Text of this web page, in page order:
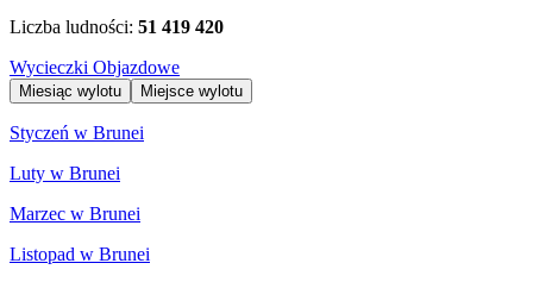
Liczba ludności: 51 419 420
Wycieczki Objazdowe
Miesiąc wylotu Miejsce wylotu
Styczeń w Brunei
Luty w Brunei
Marzec w Brunei
Listopad w Brunei